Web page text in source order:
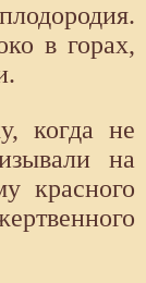
в горах,
когда не
на
красного